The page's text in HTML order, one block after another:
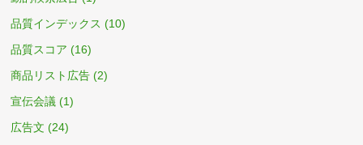
品質インデックス (10)
品質スコア (16)
商品リスト広告 (2)
宣伝会議 (1)
広告文 (24)